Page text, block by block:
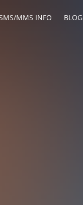
MMS INFO BLOG